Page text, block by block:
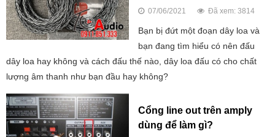
07/06/2021 Đã xem: 3814
Bạn bị đứt một đoạn dây loa và
bạn đang tìm hiểu có nên đấu
dây loa hay không và cách đấu thế nào, dây loa đấu có cho chất
lượng âm thanh như bạn đầu hay không?
Cổng line out trên amply
dùng để làm gì?